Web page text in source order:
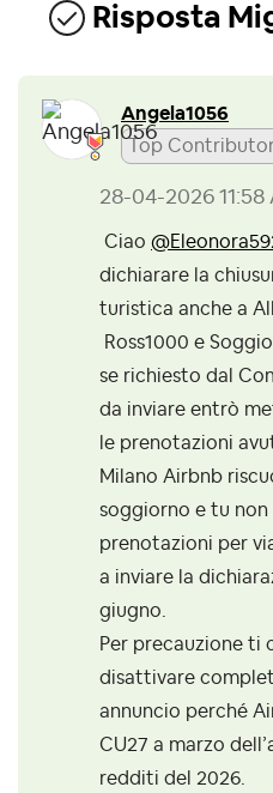
Risposta
Angela1056
Top
‎28-04-2026 11:58
Ciao
dichiarare la
turistica anche a
Ross1000 e
se richiesto dal
da inviare entrò
le prenotazioni
Milano Airbnb
soggiorno e tu
prenotazioni per
a inviare la
giugno.
Per precauzione ti
disattivare
annuncio perché
CU27 a marzo
redditi del 2026.